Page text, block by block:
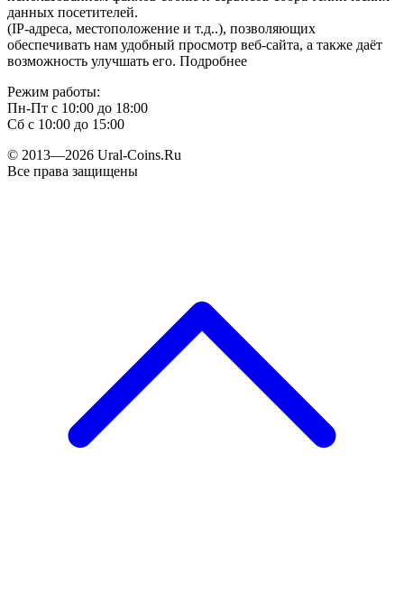
данных посетителей.
(IP-адресa, местоположение и т.д..), позволяющих
обеспечивать нам удобный просмотр веб-сайта, а также даёт
возможность улучшать его. Подробнее
Режим работы:
Пн-Пт с 10:00 до 18:00
Сб с 10:00 до 15:00
© 2013—2026 Ural-Coins.Ru
Все права защищены